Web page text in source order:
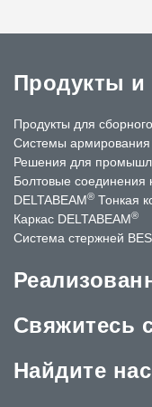
Продукты и
Продукты для
Системы армирования
Решения для
Болтовые соединения
DELTABEAM® Тонкая
Каркас DELTABEAM®
Система стержней
Свяжитесь
Найдите